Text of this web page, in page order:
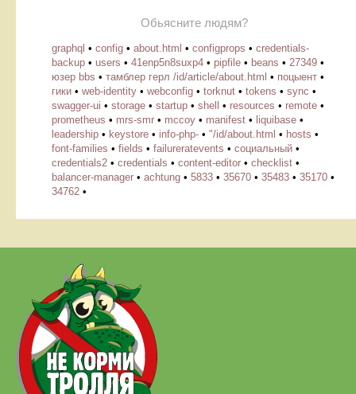
Обьясните людям?
graphql • config • about.html • configprops • credentials-
backup • users • 41enp5n8suxp4 • pipfile • beans • 27349 •
юзер bbs • тамблер герл /id/article/about.html • поцыент •
гики • web-identity • webconfig • torknut • tokens • sync •
swagger-ui • storage • startup • shell • resources • remote •
prometheus • mrs-smr • mccoy • manifest • liquibase •
leadership • keystore • info-php- • "/id/about.html • hosts •
font-families • fields • failureratevents • cоциальный •
credentials2 • credentials • content-editor • checklist •
balancer-manager • achtung • 5833 • 35670 • 35483 • 35170 •
34762 •